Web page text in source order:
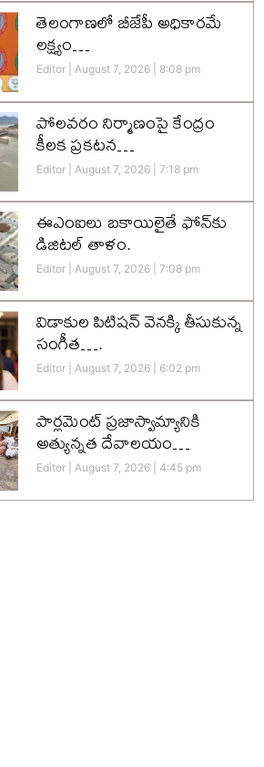
తెలంగాణలో బీజేపీ అధికారమే
లక్ష్యం…
Editor August 7, 2026 8:08 pm
పోలవరం నిర్మాణంపై కేంద్రం
కీలక ప్రకటన…
Editor August 7, 2026 7:18 pm
ఈఎంఐలు బకాయిలైతే ఫోన్‌కు
డిజిటల్ తాళం.
Editor August 7, 2026 7:08 pm
విడాకుల పిటిషన్ వెనక్కి తీసుకున్న
సంగీత….
Editor August 7, 2026 6:02 pm
పార్లమెంట్ ప్రజాస్వామ్యానికి
అత్యున్నత దేవాలయం…
Editor August 7, 2026 4:45 pm